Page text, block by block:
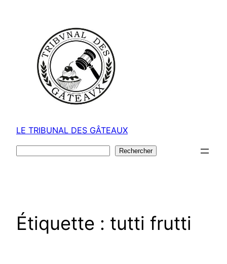
LE TRIBUNAL DES GÂTEAUX
Rechercher
Étiquette : tutti frutti